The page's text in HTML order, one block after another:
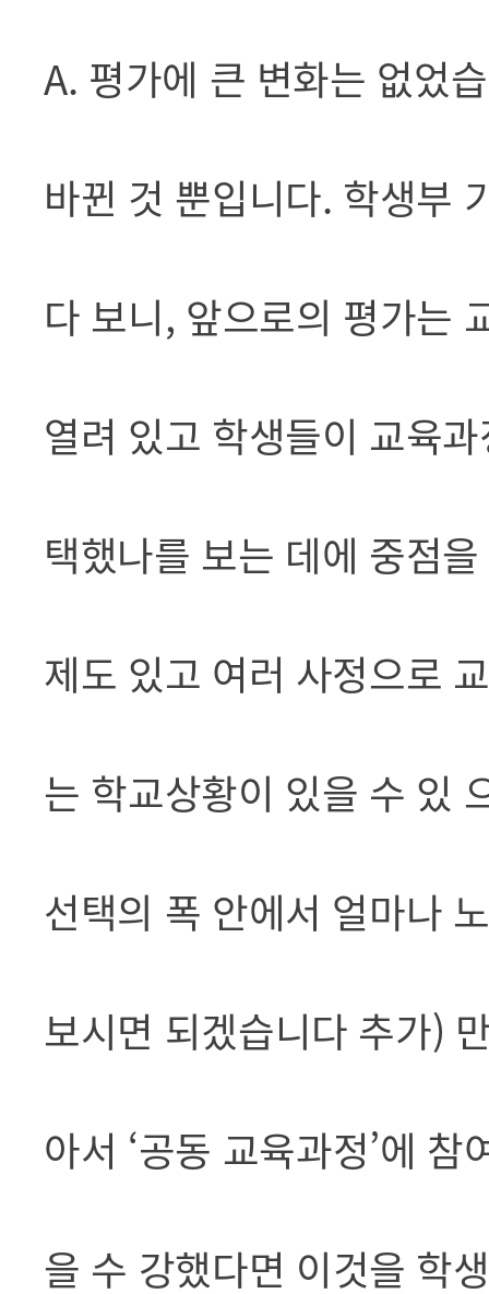
A. 평가에 큰 변화는 없었
바뀐 것 뿐입니다. 학생부
다 보니, 앞으로의 평가는
열려 있고 학생들이 교육
택했나를 보는 데에 중점
제도 있고 여러 사정으로
는 학교상황이 있을 수 있
선택의 폭 안에서 얼마나
보시면 되겠습니다 추가)
아서 ‘공동 교육과정’에
을 수 강했다면 이것을 학